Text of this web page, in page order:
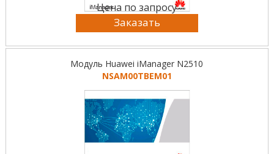
Цена по запросу
Заказать
Модуль Huawei iManager N2510
NSAM00TBEM01